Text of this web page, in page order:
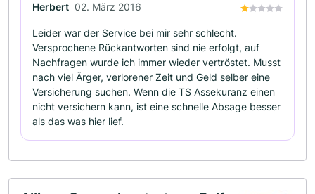
Herbert 02. März 2016
Leider war der Service bei mir sehr schlecht.
Versprochene Rückantworten sind nie erfolgt, auf
Nachfragen wurde ich immer wieder vertröstet. Musst
nach viel Ärger, verlorener Zeit und Geld selber eine
Versicherung suchen. Wenn die TS Assekuranz einen
nicht versichern kann, ist eine schnelle Absage besser
als das was hier lief.